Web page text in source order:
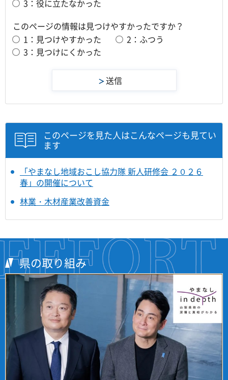
3：役に立たなかった
このページの情報は見つけやすかったですか？
1：見つけやすかった
2：ふつう
3：見つけにくかった
このページを見た人はこんなページも見てい
ます
「やまなし地域おこし協力隊 新人研修会 ２０２６
春」の開催について
林業・木材産業改善資金
県の取り組み